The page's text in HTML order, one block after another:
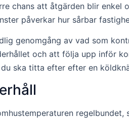
chans att åtgärden blir enkel
påverkar hur sårbar
genomgång av vad som
och att följa upp inför
ska titta efter efter en